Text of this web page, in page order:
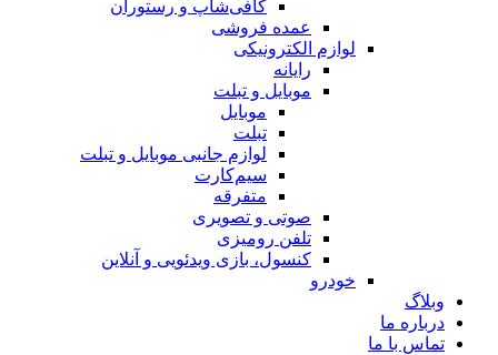
کافی‌شاپ و رستوران
عمده فروشی
لوازم الکترونیکی
رایانه
موبایل و تبلت
موبایل
تبلت
لوازم جانبی موبایل و تبلت
سیم‌کارت
متفرقه
صوتی و تصویری
تلفن رومیزی
کنسول، بازی‌ ویدئویی و آنلاین
خودرو
وبلاگ
درباره ما
تماس با ما